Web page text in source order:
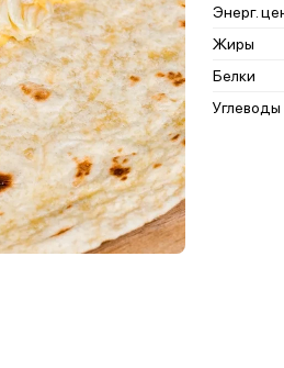
Энерг.
Жиры
Белки
Углеводы